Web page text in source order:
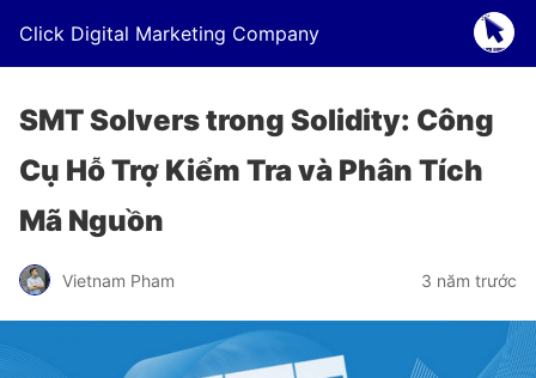
Click Digital Marketing Company
SMT Solvers trong Solidity: Công
Cụ Hỗ Trợ Kiểm Tra và Phân Tích
Mã Nguồn
Vietnam Pham 3 năm trước